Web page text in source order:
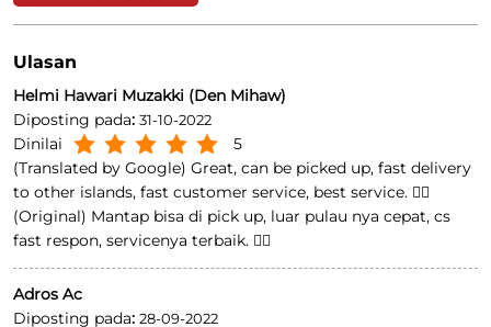
Ulasan
Helmi Hawari Muzakki (Den Mihaw)
Diposting pada: 31-10-2022
Dinilai
5
(Translated by Google) Great, can be picked up, fast delivery
to other islands, fast customer service, best service. 👍🏻
(Original) Mantap bisa di pick up, luar pulau nya cepat, cs
fast respon, servicenya terbaik. 👍🏻
Adros Ac
Diposting pada: 28-09-2022